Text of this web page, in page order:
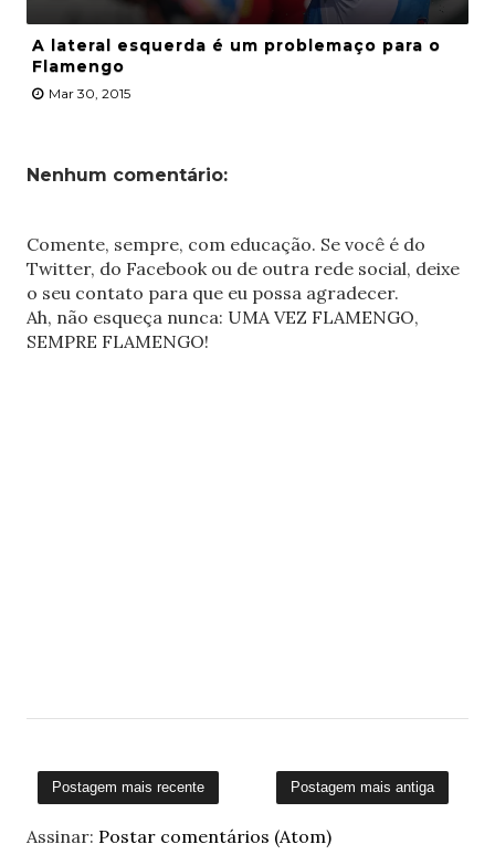
A lateral esquerda é um problemaço para o
Flamengo
Mar 30, 2015
Nenhum comentário:
Comente, sempre, com educação. Se você é do
Twitter, do Facebook ou de outra rede social, deixe
o seu contato para que eu possa agradecer.
Ah, não esqueça nunca: UMA VEZ FLAMENGO,
SEMPRE FLAMENGO!
Postagem mais recente Postagem mais antiga
Assinar: Postar comentários (Atom)